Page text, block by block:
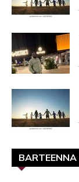
BARTEENNA